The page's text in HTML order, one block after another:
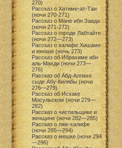
270)
Рассказ о Хатиме-ат-Таи
(ночи 270-271)
Рассказ о Мане ибн Заида
(ночи 271-272)
Рассказ о городе Лабтайте
(ночи 272—273)
Рассказ о халифе Хишаме
и юноше (ночь 273)
Рассказ об Ибрахиме ибн
аль-Махди (ночи 273—
276)
Рассказ об Абд-Аллахе
сыде Абу-Килябы (ночи
276—279)
Рассказ об Исхаке
Мосульском (ночи 279—
282)
Рассказ о чистильщике и
женщине (ночи 282—285)
Рассказ о лже-халифе
(ночи 285—294)
Рассказ о мешке (ночи 294
—296)